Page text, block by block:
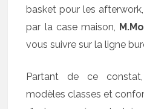
basket pour les
par la case maison,
vous suivre sur la ligne
Partant de ce
modèles classes et